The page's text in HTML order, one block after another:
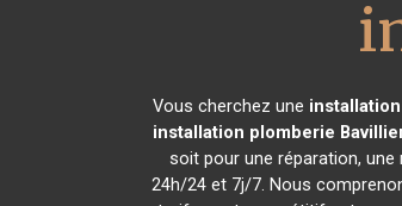
Vous cherchez une
installation plomberie
soit pour une réparation,
24h/24 et 7j/7. Nous